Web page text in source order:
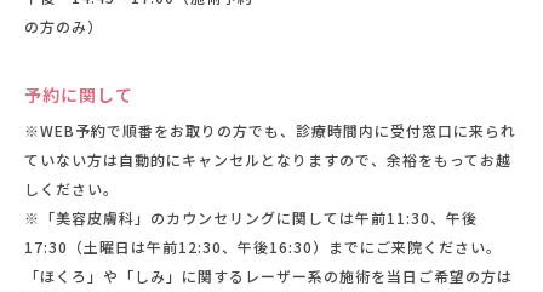
の方のみ）
予約に関して
※WEB予約で順番をお取りの方でも、診療時間内に受付窓口に来られ
ていない方は自動的にキャンセルとなりますので、余裕をもってお越
しください。
※「美容皮膚科」のカウンセリングに関しては午前11:30、午後
17:30（土曜日は午前12:30、午後16:30）までにご来院ください。
「ほくろ」や「しみ」に関するレーザー系の施術を当日ご希望の方は